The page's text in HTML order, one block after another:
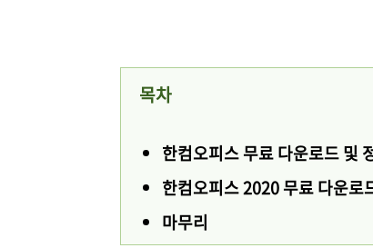
목차
한컴오피스 무료 다운로드 및
한컴오피스 2020 무료 다운로
마무리